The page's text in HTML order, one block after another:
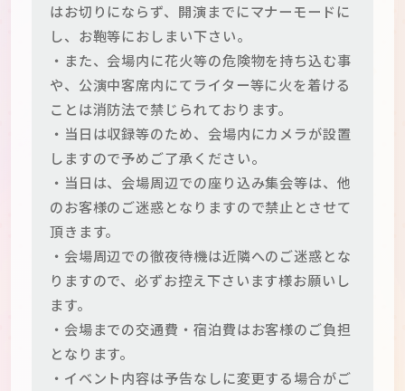
はお切りにならず、開演までにマナーモードに
し、お鞄等におしまい下さい。
・また、会場内に花火等の危険物を持ち込む事
や、公演中客席内にてライター等に火を着ける
ことは消防法で禁じられております。
・当日は収録等のため、会場内にカメラが設置
しますので予めご了承ください。
・当日は、会場周辺での座り込み集会等は、他
のお客様のご迷惑となりますので禁止とさせて
頂きます。
・会場周辺での徹夜待機は近隣へのご迷惑とな
りますので、必ずお控え下さいます様お願いし
ます。
・会場までの交通費・宿泊費はお客様のご負担
となります。
・イベント内容は予告なしに変更する場合がご